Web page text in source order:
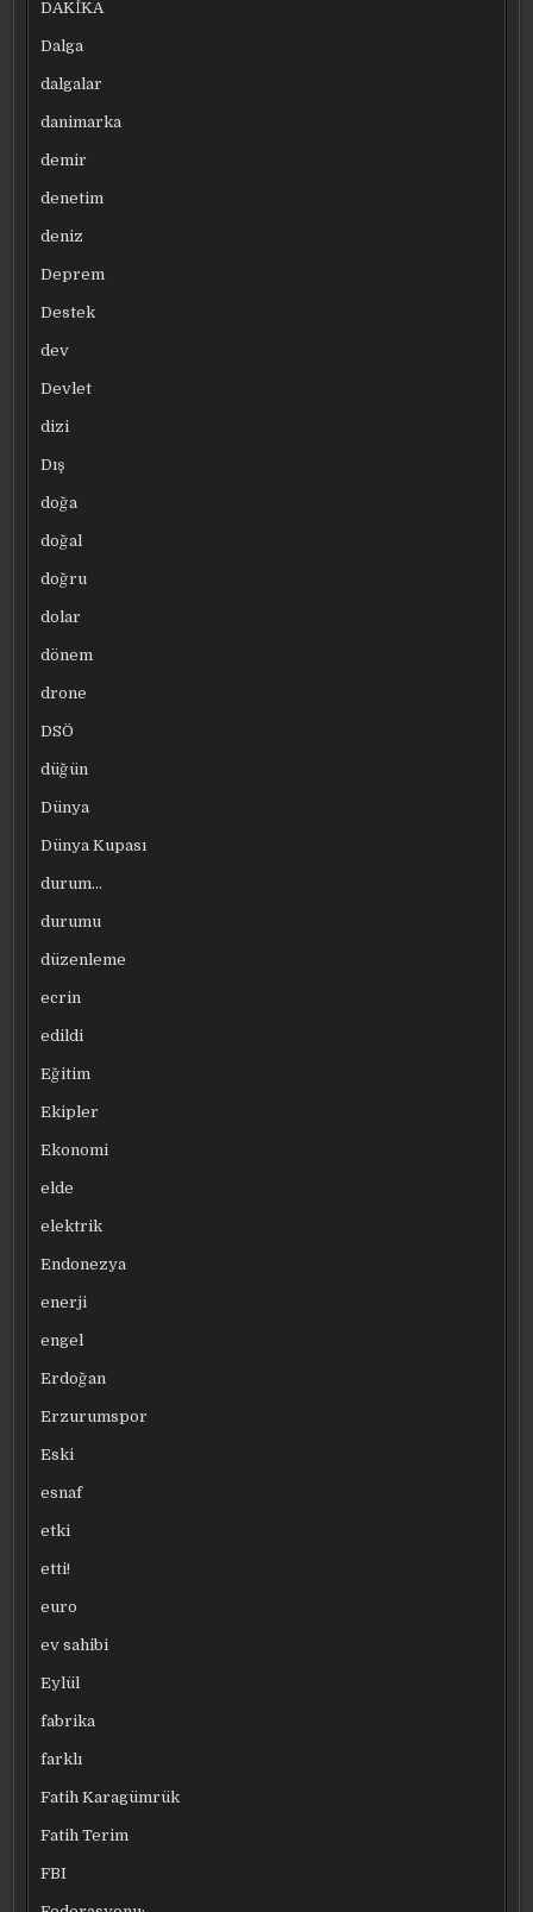
DAKİKA
Dalga
dalgalar
danimarka
demir
denetim
deniz
Deprem
Destek
dev
Devlet
dizi
Dış
doğa
doğal
doğru
dolar
dönem
drone
DSÖ
düğün
Dünya
Dünya Kupası
durum…
durumu
düzenleme
ecrin
edildi
Eğitim
Ekipler
Ekonomi
elde
elektrik
Endonezya
enerji
engel
Erdoğan
Erzurumspor
Eski
esnaf
etki
etti!
euro
ev sahibi
Eylül
fabrika
farklı
Fatih Karagümrük
Fatih Terim
FBI